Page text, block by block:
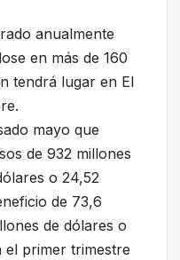
anualmente
en más de 160
tendrá lugar en El
mayo que
de 932 millones
o 24,52
de 73,6
de dólares o
el primer trimestre